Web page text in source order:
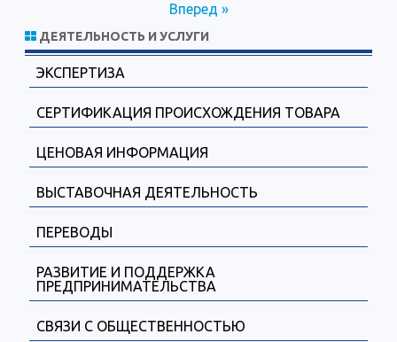
записям
Вперед »
ДЕЯТЕЛЬНОСТЬ И УСЛУГИ
ЭКСПЕРТИЗА
СЕРТИФИКАЦИЯ ПРОИСХОЖДЕНИЯ ТОВАРА
ЦЕНОВАЯ ИНФОРМАЦИЯ
ВЫСТАВОЧНАЯ ДЕЯТЕЛЬНОСТЬ
ПЕРЕВОДЫ
РАЗВИТИЕ И ПОДДЕРЖКА
ПРЕДПРИНИМАТЕЛЬСТВА
СВЯЗИ С ОБЩЕСТВЕННОСТЬЮ